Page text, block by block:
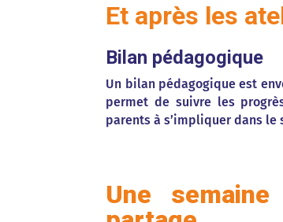
Et après les
Bilan pédagogique
Un bilan pédagogique est
permet de suivre les
parents à s’impliquer dans
Une